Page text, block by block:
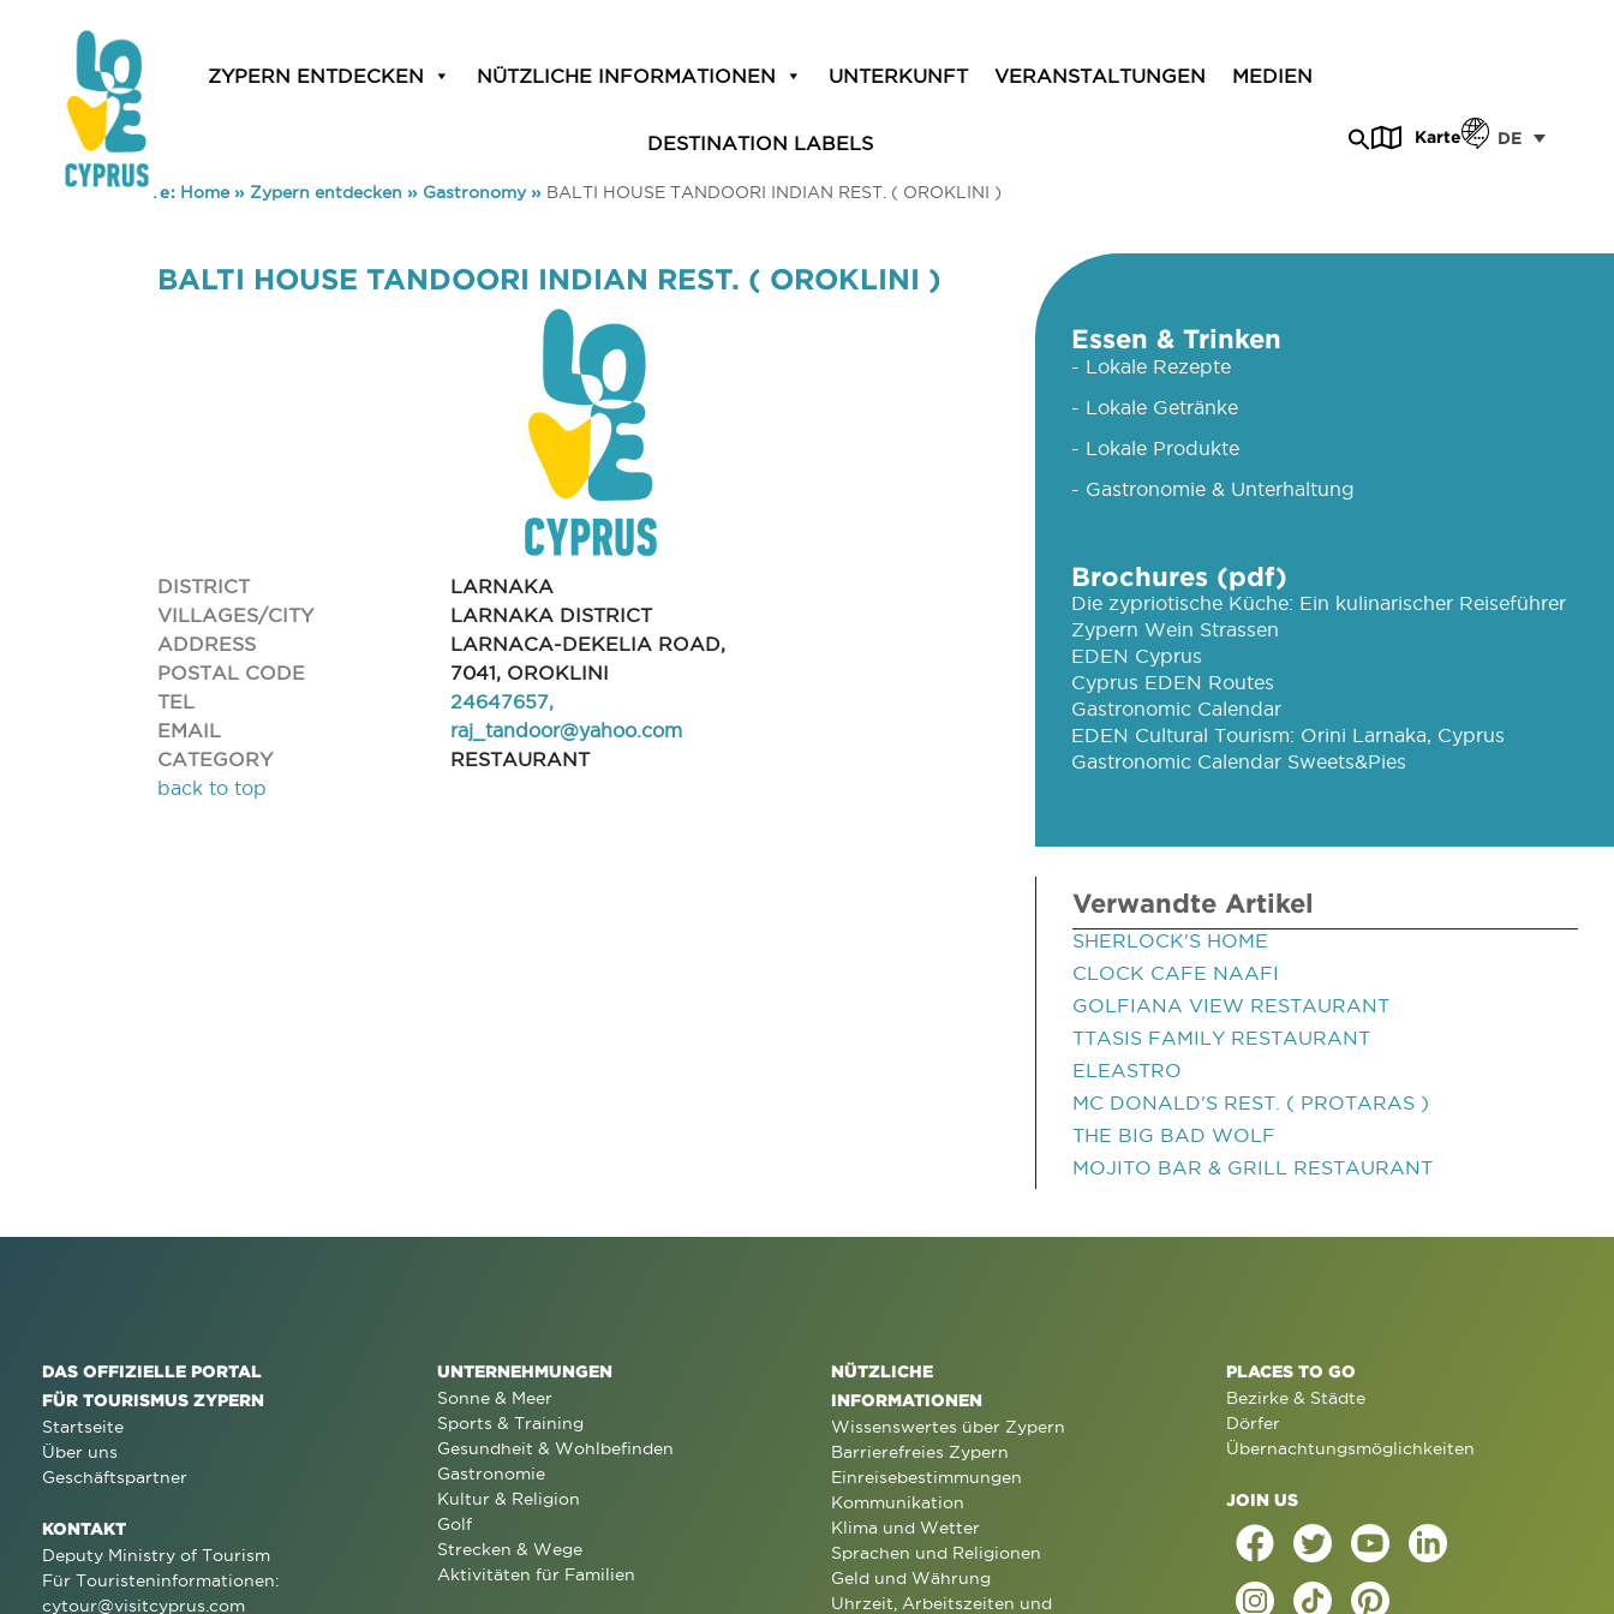
ZYPERN ENTDECKEN NÜTZLICHE INFORMATIONEN UNTERKUNFT VERANSTALTUNGEN MEDIEN
DESTINATION LABELS Karte DE
You are here: Home» Zypern entdecken » Gastronomy» BALTI HOUSE TANDOORI INDIAN REST. ( OROKLINI )
BALTI HOUSE TANDOORI INDIAN REST. ( OROKLINI )
DISTRICT
LARNAKA
VILLAGES/CITY
LARNAKA DISTRICT
ADDRESS
LARNACA-DEKELIA ROAD,
POSTAL CODE
7041, OROKLINI
TEL
24647657,
EMAIL
raj_tandoor@yahoo.com
CATEGORY
RESTAURANT
back to top
Essen & Trinken
- Lokale Rezepte
- Lokale Getränke
- Lokale Produkte
- Gastronomie & Unterhaltung
Brochures (pdf)
Die zypriotische Küche: Ein kulinarischer Reiseführer
Zypern Wein Strassen
EDEN Cyprus
Cyprus EDEN Routes
Gastronomic Calendar
EDEN Cultural Tourism: Orini Larnaka, Cyprus
Gastronomic Calendar Sweets&Pies
Verwandte Artikel
SHERLOCK'S HOME
CLOCK CAFE NAAFI
GOLFIANA VIEW RESTAURANT
TTASIS FAMILY RESTAURANT
ELEASTRO
MC DONALD'S REST. ( PROTARAS )
THE BIG BAD WOLF
MOJITO BAR & GRILL RESTAURANT
DAS OFFIZIELLE PORTAL
FÜR TOURISMUS ZYPERN
Startseite
Über uns
Geschäftspartner
KONTAKT
Deputy Ministry of Tourism
Für Touristeninformationen:
cytour@visitcyprus.com
UNTERNEHMUNGEN
Sonne & Meer
Sports & Training
Gesundheit & Wohlbefinden
Gastronomie
Kultur & Religion
Golf
Strecken & Wege
Aktivitäten für Familien
NÜTZLICHE
INFORMATIONEN
Wissenswertes über Zypern
Barrierefreies Zypern
Einreisebestimmungen
Kommunikation
Klima und Wetter
Sprachen und Religionen
Geld und Währung
Uhrzeit, Arbeitszeiten und
PLACES TO GO
Bezirke & Städte
Dörfer
Übernachtungsmöglichkeiten
JOIN US